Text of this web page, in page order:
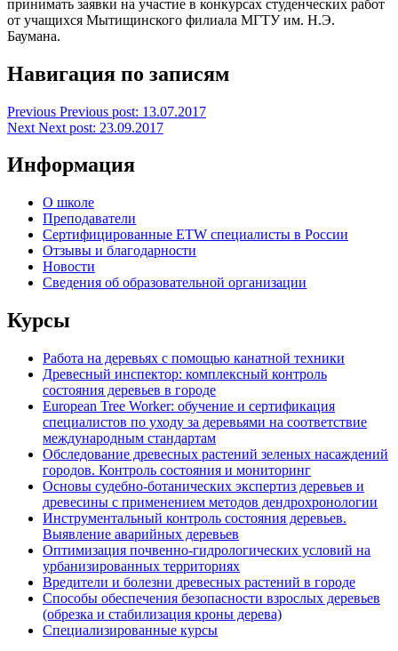
принимать заявки на участие в конкурсах студенческих работ
от учащихся Мытищинского филиала МГТУ им. Н.Э.
Баумана.
Навигация по записям
Previous Previous post: 13.07.2017
Next Next post: 23.09.2017
Информация
О школе
Преподаватели
Сертифицированные ETW специалисты в России
Отзывы и благодарности
Новости
Сведения об образовательной организации
Курсы
Работа на деревьях с помощью канатной техники
Древесный инспектор: комплексный контроль
состояния деревьев в городе
European Tree Worker: обучение и сертификация
специалистов по уходу за деревьями на соответствие
международным стандартам
Обследование древесных растений зеленых насаждений
городов. Контроль состояния и мониторинг
Основы судебно-ботанических экспертиз деревьев и
древесины с применением методов дендрохронологии
Инструментальный контроль состояния деревьев.
Выявление аварийных деревьев
Оптимизация почвенно-гидрологических условий на
урбанизированных территориях
Вредители и болезни древесных растений в городе
Способы обеспечения безопасности взрослых деревьев
(обрезка и стабилизация кроны дерева)
Специализированные курсы